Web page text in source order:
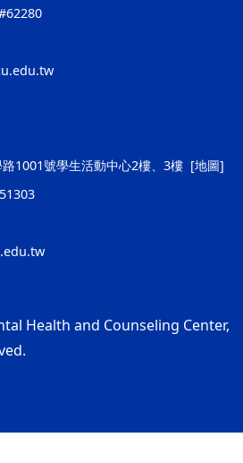
1001號學生活動中心2樓、3樓 [地圖]
Health and Counseling Center,